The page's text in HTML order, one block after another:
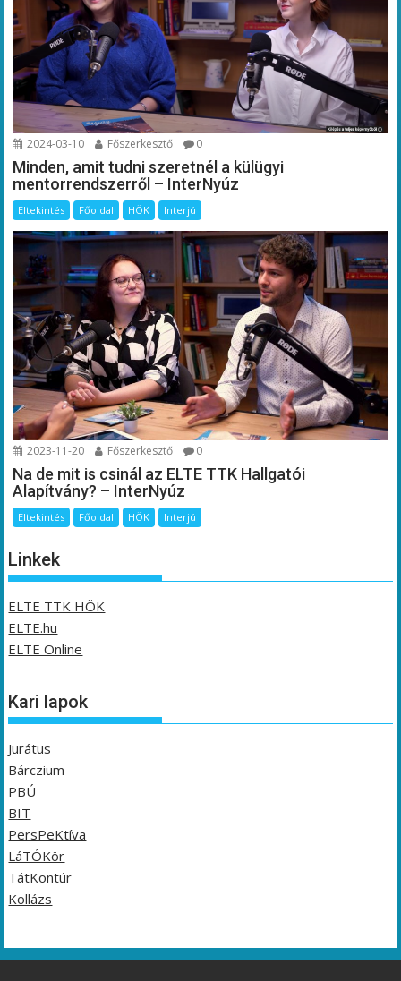
2024-03-10 Főszerkesztő 0
Minden, amit tudni szeretnél a külügyi
mentorrendszerről – InterNyúz
Eltekintés Főoldal HÖK Interjú
2023-11-20 Főszerkesztő 0
Na de mit is csinál az ELTE TTK Hallgatói
Alapítvány? – InterNyúz
Eltekintés Főoldal HÖK Interjú
Linkek
ELTE TTK HÖK
ELTE.hu
ELTE Online
Kari lapok
Jurátus
Bárczium
PBÚ
BIT
PersPeKtíva
LáTÓKör
TátKontúr
Kollázs